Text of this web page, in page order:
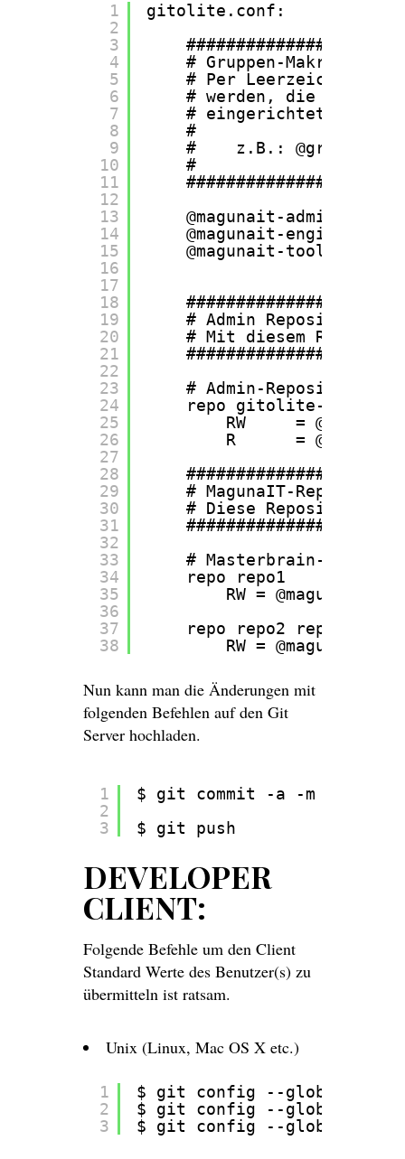
1
2
3
4
5
6
7
8
9
10
11
12
13
14
15
16
17
18
19
20
21
22
23
24
25
26
27
28
29
30
31
32
33
34
35
36
37
38
gitolite.conf:
# Gruppen-Makros:
# Per Leerzeichen
# werden, die mittels
# eingerichtet worden
#
#    z.B.:
#
@magunait-admins
@magunait-engineers
@magunait-tools
# Admin Repository:
# Mit diesem
# Admin-Repository
repo gitolite-admin
RW     =
R      =
# MagunaIT-
# Diese Repositories
# Masterbrain-
repo repo1
RW = @magunait-
repo repo2 repo3
RW = @magunait-
Nun kann man die Änderungen mit
folgenden Befehlen auf den Git
Server hochladen.
1
2
3
$ git commit -a -m
$ git push
DEVELOPER
CLIENT:
Folgende Befehle um den Client
Standard Werte des Benutzer(s) zu
übermitteln ist ratsam.
Unix (Linux, Mac OS X etc.)
1
2
3
$ git config --global
$ git config --global
$ git config --global